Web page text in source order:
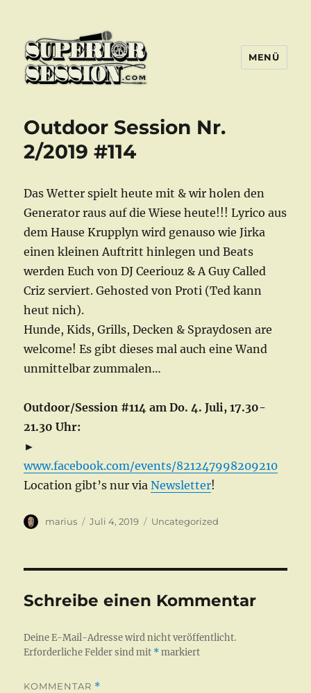
MENÜ
Outdoor Session Nr.
2/2019 #114
Das Wetter spielt heute mit & wir holen den
Generator raus auf die Wiese heute!!! Lyrico aus
dem Hause Krupplyn wird genauso wie Jirka
einen kleinen Auftritt hinlegen und Beats
werden Euch von DJ Ceeriouz & A Guy Called
Criz serviert. Gehosted von Proti (Ted kann
heut nich).
Hunde, Kids, Grills, Decken & Spraydosen are
welcome! Es gibt dieses mal auch eine Wand
unmittelbar zummalen…
Outdoor/Session #114 am Do. 4. Juli, 17.30-
21.30 Uhr:
►
www.facebook.com/events/821247998209210
Location gibt’s nur viaNewsletter!
Autor
marius
Veröffentlicht
Juli 4, 2019 Kategorien
Uncategorized
Schreibe einen Kommentar
Deine E-Mail-Adresse wird nicht veröffentlicht.
Erforderliche Felder sind mit *markiert
KOMMENTAR *